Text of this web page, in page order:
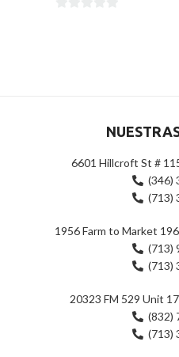
6601 Hillcroft St #
(346)
(713)
1956 Farm to Market
(713)
(713)
20323 FM 529 Unit
(832)
(713)